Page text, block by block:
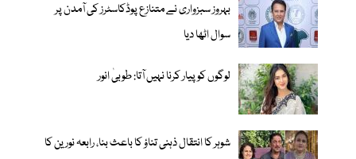
بہروز سبزواری نے متنازع پوڈکاسٹرز کی آمدن پر
سوال اٹھا دیا
لوگوں کو پیار کرنا نہیں آتا: طوبیٰ انور
شوہر کا انتقال ذہنی تناؤ کا باعث بنا، رابعہ نورین کا